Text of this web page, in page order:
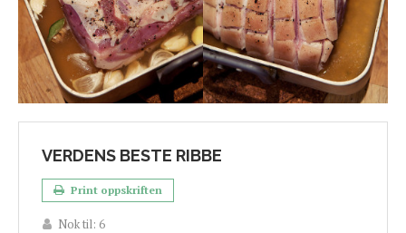
VERDENS BESTE RIBBE
Print oppskriften
Nok til: 6